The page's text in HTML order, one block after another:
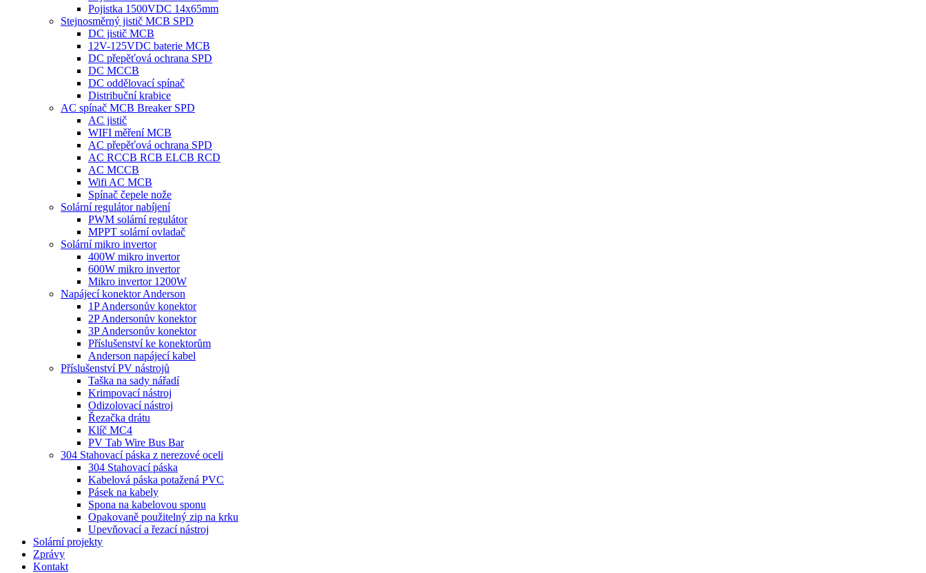
Pojistka 1500VDC 14x65mm
Stejnosměrný jistič MCB SPD
DC jistič MCB
12V-125VDC baterie MCB
DC přepěťová ochrana SPD
DC MCCB
DC oddělovací spínač
Distribuční krabice
AC spínač MCB Breaker SPD
AC jistič
WIFI měření MCB
AC přepěťová ochrana SPD
AC RCCB RCB ELCB RCD
AC MCCB
Wifi AC MCB
Spínač čepele nože
Solární regulátor nabíjení
PWM solární regulátor
MPPT solární ovladač
Solární mikro invertor
400W mikro invertor
600W mikro invertor
Mikro invertor 1200W
Napájecí konektor Anderson
1P Andersonův konektor
2P Andersonův konektor
3P Andersonův konektor
Příslušenství ke konektorům
Anderson napájecí kabel
Příslušenství PV nástrojů
Taška na sady nářadí
Krimpovací nástroj
Odizolovací nástroj
Řezačka drátu
Klíč MC4
PV Tab Wire Bus Bar
304 Stahovací páska z nerezové oceli
304 Stahovací páska
Kabelová páska potažená PVC
Pásek na kabely
Spona na kabelovou sponu
Opakovaně použitelný zip na krku
Upevňovací a řezací nástroj
Solární projekty
Zprávy
Kontakt